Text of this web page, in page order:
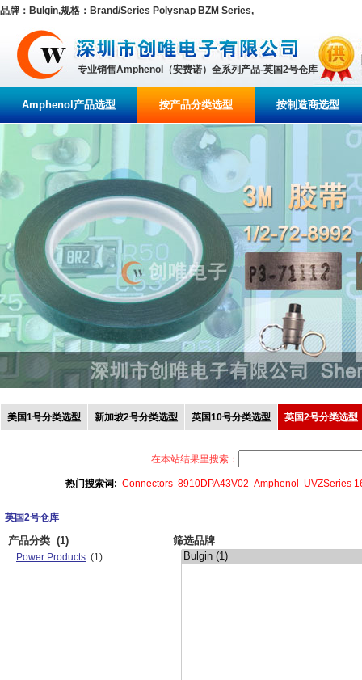
品牌：Bulgin,规格：Brand/Series Polysnap BZM Series,
专业销售Amphenol（安费诺）全系列产品-英国2号仓库
Amphenol产品选型 按产品分类选型 按制造商选型
美国1号分类选型 新加坡2号分类选型 英国10号分类选型 英国2号分类选型
在本站结果里搜索：
热门搜索词: Connectors 8910DPA43V02 Amphenol UVZSeries
英国2号仓库
产品分类 (1)
Power Products (1)
筛选品牌